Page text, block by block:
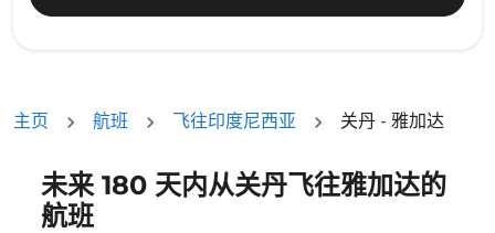
主页 航班 飞往印度尼西亚 关丹 - 雅加达
未来 180 天内从关丹飞往雅加达的
航班
没有符合您的筛选条件的机票。请调整您的筛选条件。